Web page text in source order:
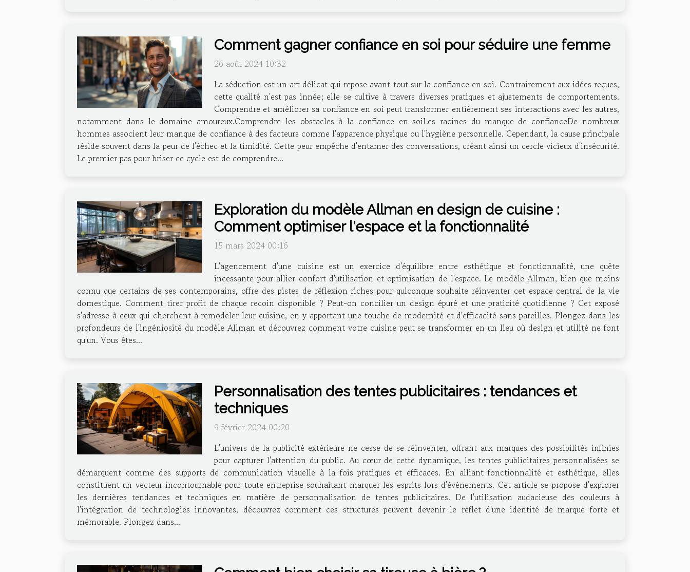
Comment gagner confiance en soi pour séduire une femme
26 août 2024 10:32
La séduction est un art délicat qui repose avant tout sur la confiance en soi. Contrairement aux idées reçues,
cette qualité n'est pas innée; elle se cultive à travers diverses pratiques et ajustements de comportements.
Comprendre et améliorer sa confiance en soi peut transformer entièrement ses interactions avec les autres,
notamment dans le domaine amoureux.Comprendre les obstacles à la confiance en soiLes racines du manque de confianceDe nombreux
hommes associent leur manque de confiance à des facteurs comme l'apparence physique ou l'hygiène personnelle. Cependant, la cause principale
réside souvent dans la peur de l'échec et la timidité. Cette peur empêche d'entamer des conversations, créant ainsi un cercle vicieux d'insécurité.
Le premier pas pour briser ce cycle est de comprendre...
Exploration du modèle Allman en design de cuisine :
Comment optimiser l'espace et la fonctionnalité
15 mars 2024 00:16
L'agencement d'une cuisine est un exercice d'équilibre entre esthétique et fonctionnalité, une quête
incessante pour allier confort d'utilisation et optimisation de l'espace. Le modèle Allman, bien que moins
connu que certains de ses contemporains, offre des pistes de réflexion riches pour quiconque souhaite réinventer cet espace central de la vie
domestique. Comment tirer profit de chaque recoin disponible ? Peut-on concilier un design épuré et une praticité quotidienne ? Cet exposé
s'adresse à ceux qui cherchent à remodeler leur cuisine, en y apportant une touche de modernité et d'efficacité sans pareilles. Plongez dans les
profondeurs de l'ingéniosité du modèle Allman et découvrez comment votre cuisine peut se transformer en un lieu où design et utilité ne font
qu'un. Vous êtes...
Personnalisation des tentes publicitaires : tendances et
techniques
9 février 2024 00:20
L'univers de la publicité extérieure ne cesse de se réinventer, offrant aux marques des possibilités infinies
pour capturer l'attention du public. Au cœur de cette dynamique, les tentes publicitaires personnalisées se
démarquent comme des supports de communication visuelle à la fois pratiques et efficaces. En alliant fonctionnalité et esthétique, elles
constituent un vecteur incontournable pour toute entreprise souhaitant marquer les esprits lors d'événements. Cet article se propose d'explorer
les dernières tendances et techniques en matière de personnalisation de tentes publicitaires. De l'utilisation audacieuse des couleurs à
l'intégration de technologies innovantes, découvrez comment ces structures peuvent devenir le reflet d'une identité de marque forte et
mémorable. Plongez dans...